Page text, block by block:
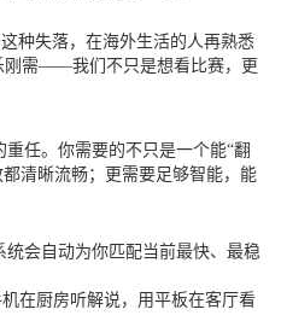
种失落，在海外生活的人再熟悉
刚需——我们不只是想看比赛，更
任。你需要的不只是一个能“翻
清晰流畅；更需要足够智能，能
会自动为你匹配当前最快、最稳
在厨房听解说，用平板在客厅看